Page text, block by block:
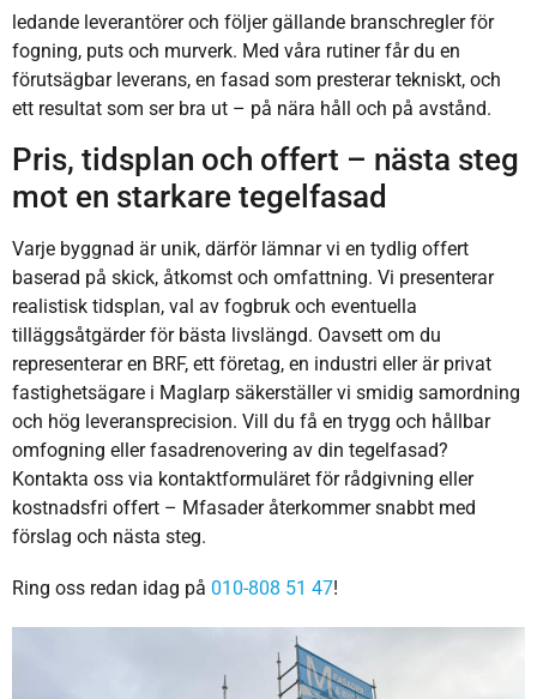
ledande leverantörer och följer gällande branschregler för
fogning, puts och murverk. Med våra rutiner får du en
förutsägbar leverans, en fasad som presterar tekniskt, och
ett resultat som ser bra ut – på nära håll och på avstånd.
Pris, tidsplan och offert – nästa steg
mot en starkare tegelfasad
Varje byggnad är unik, därför lämnar vi en tydlig offert
baserad på skick, åtkomst och omfattning. Vi presenterar
realistisk tidsplan, val av fogbruk och eventuella
tilläggsåtgärder för bästa livslängd. Oavsett om du
representerar en BRF, ett företag, en industri eller är privat
fastighetsägare i Maglarp säkerställer vi smidig samordning
och hög leveransprecision. Vill du få en trygg och hållbar
omfogning eller fasadrenovering av din tegelfasad?
Kontakta oss via kontaktformuläret för rådgivning eller
kostnadsfri offert – Mfasader återkommer snabbt med
förslag och nästa steg.
Ring oss redan idag på 010-808 51 47!